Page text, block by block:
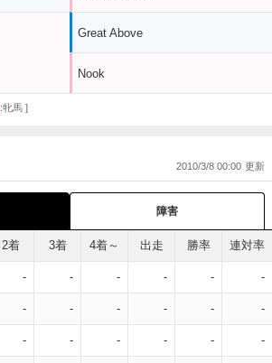
Great Above
Nook
:牝馬 ]
2010/3/8 00:00
障害
2着 3着 4着～ 出走 勝率 連対率
- - - - - -
- - - - - -
- - - - - -